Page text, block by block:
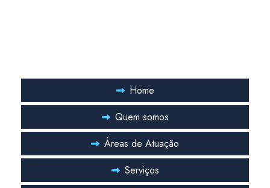
Home
Quem somos
Áreas de Atuação
Serviços